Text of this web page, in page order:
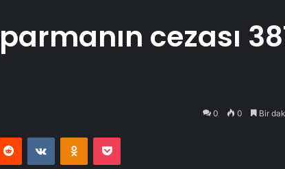
cezası
0 0 Bir
Reddit VKontakteOdnoklassniki
Pocket